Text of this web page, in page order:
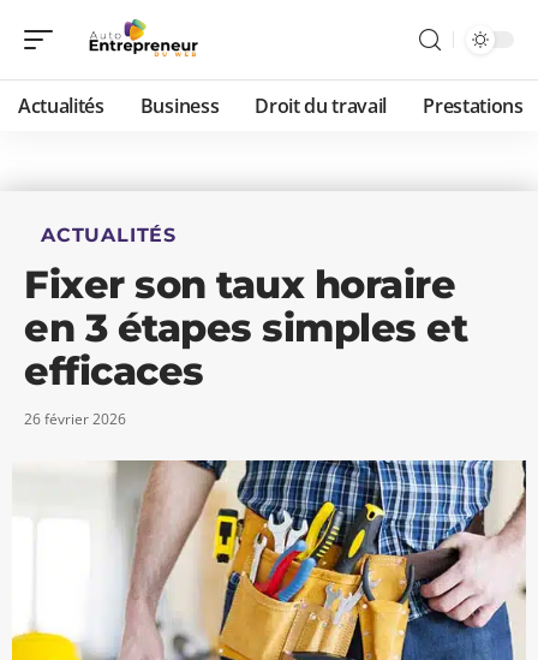
Actualités Business Droit du travail Prestations
ACTUALITÉS
Fixer son taux horaire
en 3 étapes simples et
efficaces
26 février 2026